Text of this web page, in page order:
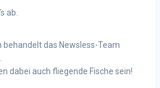
ab.
behandelt das Newsless-Team
dabei auch fliegende Fische sein!